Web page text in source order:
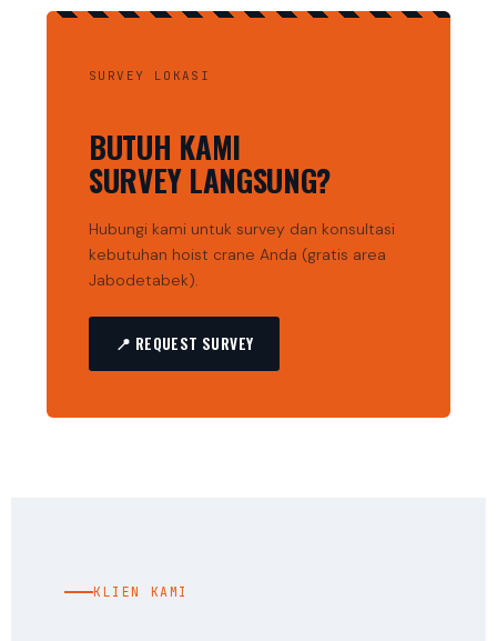
SURVEY LOKASI
BUTUH KAMI
SURVEY LANGSUNG?
Hubungi kami untuk survey dan konsultasi
kebutuhan hoist crane Anda (gratis area
Jabodetabek).
📍 REQUEST SURVEY
KLIEN KAMI